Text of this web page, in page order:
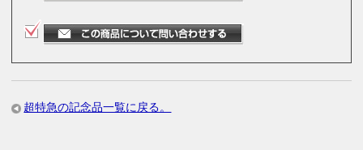
超特急の記念品一覧に戻る。